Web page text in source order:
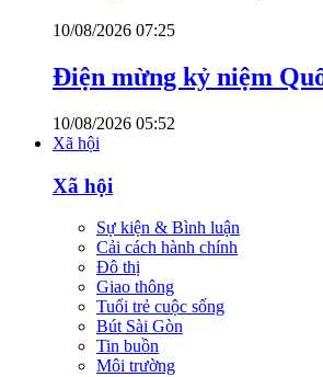
10/08/2026 07:25
Điện mừng kỷ niệm
10/08/2026 05:52
Xã hội
Xã hội
Sự kiện & Bình luận
Cải cách hành chính
Đô thị
Giao thông
Tuổi trẻ cuộc sống
Bút Sài Gòn
Tin buồn
Môi trường